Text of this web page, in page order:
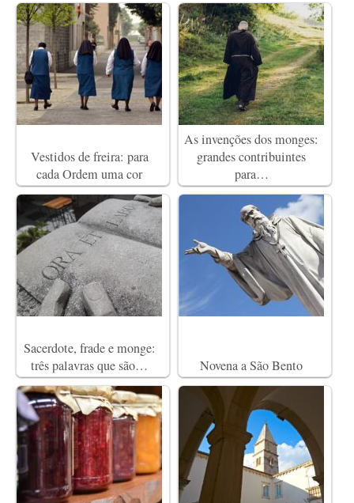
Vestidos de freira: para
cada Ordem uma cor
As invenções dos monges:
grandes contribuintes
para…
Sacerdote, frade e monge:
três palavras que são…
Novena a São Bento